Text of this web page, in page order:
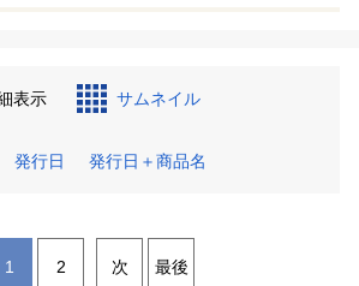
表示 サムネイル
発行日 発行日＋商品名
1 2 次 最後